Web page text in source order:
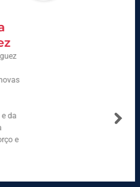
da
e